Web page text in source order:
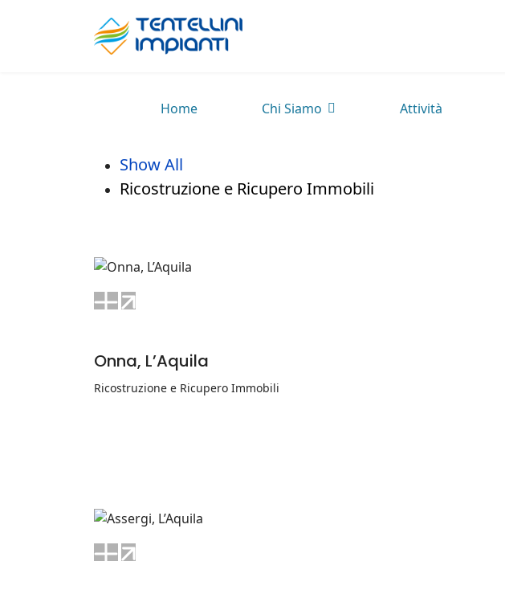
Home Chi Siamo Attività
Show All
Ricostruzione e Ricupero Immobili
Onna, L’Aquila
Ricostruzione e Ricupero Immobili